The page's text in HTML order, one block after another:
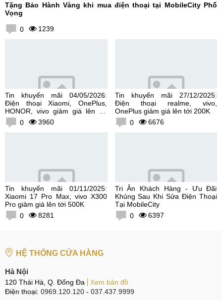
Tặng Bảo Hành Vàng khi mua điện thoại tại MobileCity Phố
Vọng
0 1239
Tin khuyến mãi 04/05/2026:
Điện thoại Xiaomi, OnePlus,
HONOR, vivo giảm giá lên tới
300K0 3960
Tin khuyến mãi 27/12/2025:
Điện thoại realme, vivo,
OnePlus giảm giá lên tới 200K
0
6676
Tin khuyến mãi 01/11/2025:
Xiaomi 17 Pro Max, vivo X300
Pro giảm giá lên tới 500K
0
8281
Tri Ân Khách Hàng - Ưu Đãi
Khủng Sau Khi Sửa Điện Thoại
Tại MobileCity
0
6397
HỆ THỐNG CỬA HÀNG
Hà Nội
120 Thái Hà, Q. Đống Đa
Xem bản đồ
Điện thoại: 0969.120.120 - 037.437.9999